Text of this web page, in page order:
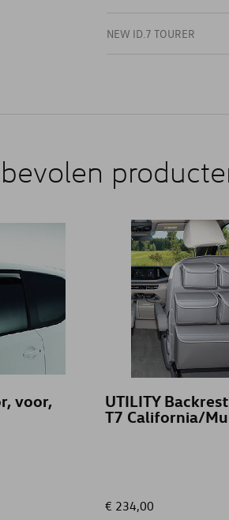
NEW ID.7 TOURER
voor,
UTILITY
T7 California/
€ 234,00